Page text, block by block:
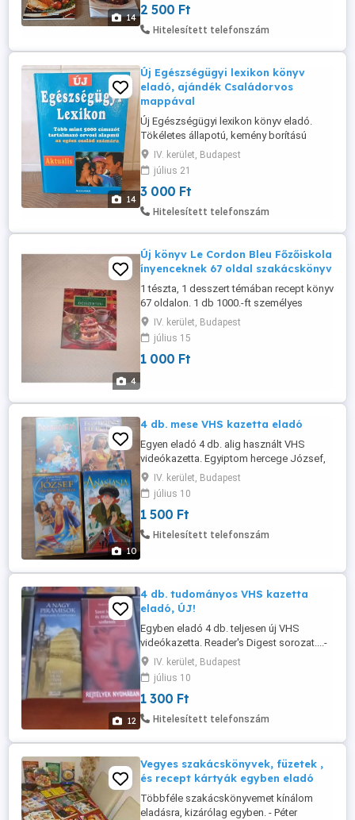
14 2 500 Ft
Hitelesített telefonszám
14
Új Egészségügyi lexikon könyv
eladó, ajándék Családorvos
mappával
Új Egészségügyi lexikon könyv eladó.
Tökéletes állapotú, kemény borítású
könyv. Ajándékba adok hozzá egy
Családorvos mappát. Újpestről elvihető.
IV. kerület, Budapest
július 21
3 000 Ft
Hitelesített telefonszám
4
Új könyv Le Cordon Bleu Főzőiskola
ínyenceknek 67 oldal szakácskönyv
1 tészta, 1 desszert témában recept könyv
67 oldalon. 1 db 1000.-ft személyes
átvétel budapest 4. káposztásmegyeren
vagy utalás után postázom
IV. kerület, Budapest
július 15
1 000 Ft
10
4 db. mese VHS kazetta eladó
Egyen eladó 4 db. alig használt VHS
videókazetta. Egyiptom hercege József,
az álmok királya Pocahontas Anastasia
Újpestről elvihető.
IV. kerület, Budapest
július 10
1 500 Ft
Hitelesített telefonszám
12
4 db. tudományos VHS kazetta
eladó, ÚJ!
Egyben eladó 4 db. teljesen új VHS
videókazetta. Reader's Digest sorozat....-
természet fölötti erők - a nagy piramisok -
szent helyek és titokzatos szellemek -
különös lények és ufók Újpestről elvihető.
IV. kerület, Budapest
július 10
1 300 Ft
Hitelesített telefonszám
Vegyes szakácskönyvek, füzetek ,
és recept kártyák egyben eladó
Többféle szakácskönyvemet kínálom
eladásra, kizárólag egyben. - Péter